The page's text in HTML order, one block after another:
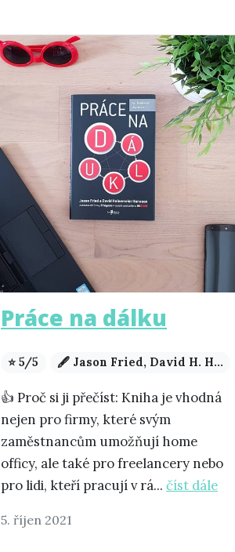
Práce na dálku
⭐ 5/5 🖋️ Jason Fried, David H. H...
👍 Proč si ji přečíst: Kniha je vhodná
nejen pro firmy, které svým
zaměstnancům umožňují home
officy, ale také pro freelancery nebo
pro lidi, kteří pracují v rá... číst dále
5. říjen 2021